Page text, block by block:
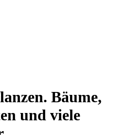
Bäume,
und viele